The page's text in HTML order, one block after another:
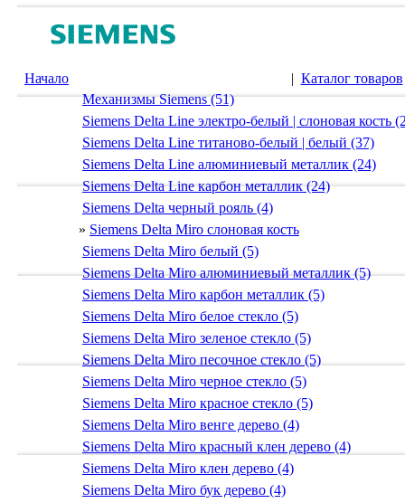
Начало | Каталог товаров
Механизмы Siemens (51)
Siemens Delta Line электро-белый | слоновая кость
Siemens Delta Line титаново-белый | белый (37)
Siemens Delta Line алюминиевый металлик (24)
Siemens Delta Line карбон металлик (24)
Siemens Delta черный рояль (4)
» Siemens Delta Miro слоновая кость
Siemens Delta Miro белый (5)
Siemens Delta Miro алюминиевый металлик (5)
Siemens Delta Miro карбон металлик (5)
Siemens Delta Miro белое стекло (5)
Siemens Delta Miro зеленое стекло (5)
Siemens Delta Miro песочное стекло (5)
Siemens Delta Miro черное стекло (5)
Siemens Delta Miro красное стекло (5)
Siemens Delta Miro венге дерево (4)
Siemens Delta Miro красный клен дерево (4)
Siemens Delta Miro клен дерево (4)
Siemens Delta Miro бук дерево (4)